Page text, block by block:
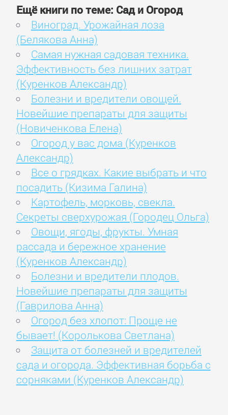
Ещё книги по теме: Сад и Огород
Виноград. Урожайная лоза
(Белякова Анна)
Самая нужная садовая техника.
Эффективность без лишних затрат
(Куренков Александр)
Болезни и вредители овощей.
Новейшие препараты для защиты
(Новиченкова Елена)
Огород у вас дома (Куренков
Александр)
Все о грядках. Какие выбрать и что
посадить (Кизима Галина)
Картофель, морковь, свекла.
Секреты сверхурожая (Городец Ольга)
Овощи, ягоды, фрукты. Умная
рассада и бережное хранение
(Куренков Александр)
Болезни и вредители плодов.
Новейшие препараты для защиты
(Гаврилова Анна)
Огород без хлопот: Проще не
бывает! (Королькова Светлана)
Защита от болезней и вредителей
сада и огорода. Эффективная борьба с
сорняками (Куренков Александр)